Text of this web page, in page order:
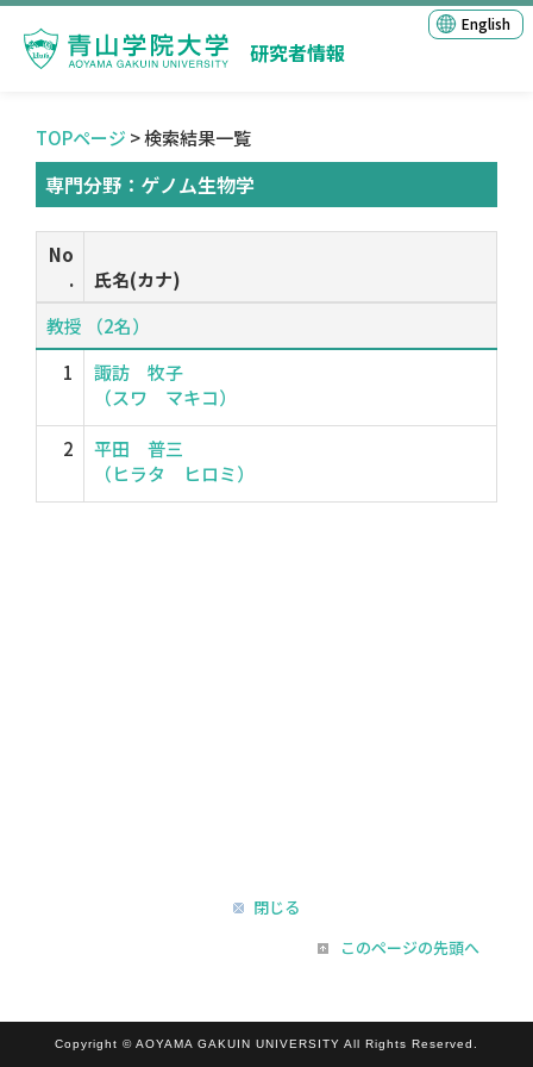
研究者情報
English
TOPページ > 検索結果一覧
専門分野：ゲノム生物学
No
.
氏名(カナ)
教授 （2名）
1
諏訪 牧子
（スワ マキコ）
2
平田 普三
（ヒラタ ヒロミ）
閉じる
このページの先頭へ
Copyright © AOYAMA GAKUIN UNIVERSITY All Rights Reserved.